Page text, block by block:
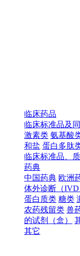
临床药品
临床标准品及
激素类 氨基酸
和盐 蛋白多肽
临床标准品、
药典
中国药典 欧洲
体外诊断（IVD
蛋白质类 糖类
农药残留类 兽
的试剂（盒）
其它